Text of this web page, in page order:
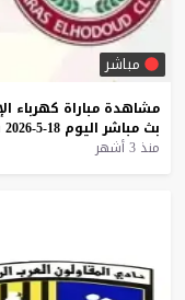
مباشر
مشاهدة مباراة كهرباء
بث مباشر اليوم 18-5-2026
منذ 3 أشهر